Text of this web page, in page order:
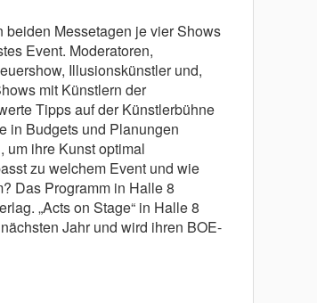
beiden Messetagen je vier Shows
Event. Moderatoren,
Illusionskünstler und,
mit Künstlern der
Tipps auf der Künstlerbühne
in Budgets und Planungen
um ihre Kunst optimal
zu welchem Event und wie
Das Programm in Halle 8
„Acts on Stage“ in Halle 8
Jahr und wird ihren BOE-